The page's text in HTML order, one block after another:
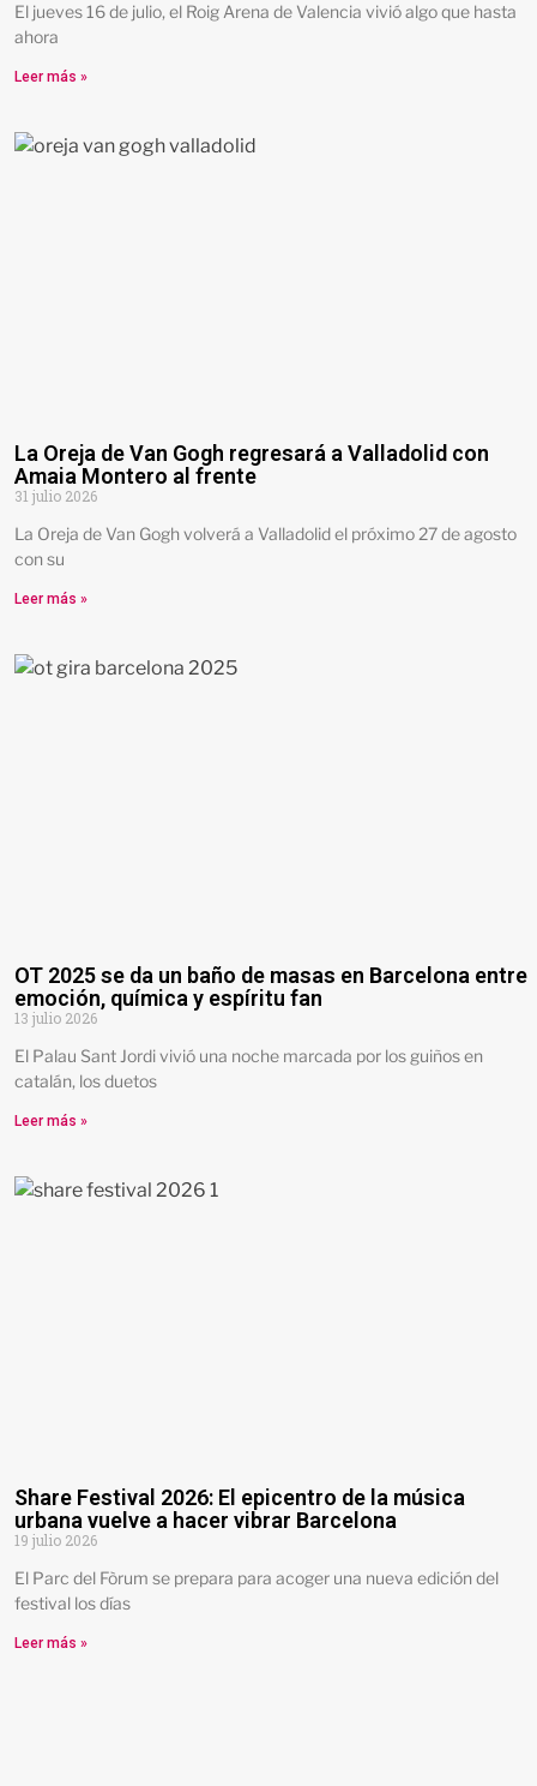
El jueves 16 de julio, el Roig Arena de Valencia vivió algo que hasta
ahora
Leer más »
La Oreja de Van Gogh regresará a Valladolid con
Amaia Montero al frente
31 julio 2026
La Oreja de Van Gogh volverá a Valladolid el próximo 27 de agosto
con su
Leer más »
OT 2025 se da un baño de masas en Barcelona entre
emoción, química y espíritu fan
13 julio 2026
El Palau Sant Jordi vivió una noche marcada por los guiños en
catalán, los duetos
Leer más »
Share Festival 2026: El epicentro de la música
urbana vuelve a hacer vibrar Barcelona
19 julio 2026
El Parc del Fòrum se prepara para acoger una nueva edición del
festival los días
Leer más »